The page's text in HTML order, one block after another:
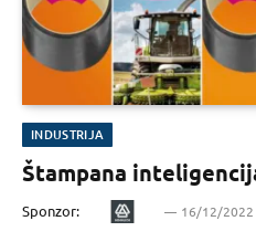
INDUSTRIJA
Štampana
Sponzor: 16/12/2022